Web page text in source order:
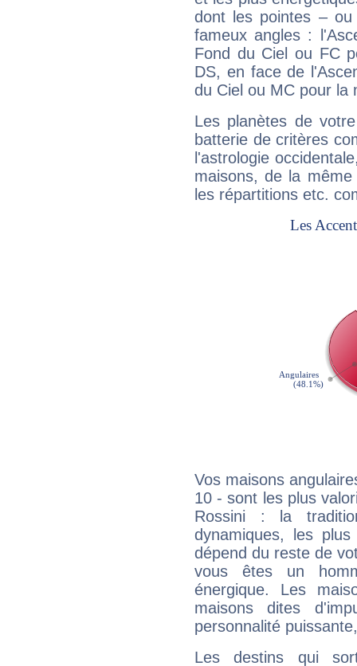
dont les pointes –
fameux angles :
Fond du Ciel ou FC
DS, en face de
du Ciel ou MC pour la
Les planètes de
batterie de critères
l'astrologie
maisons, de la
les répartitions etc.
Vos maisons
10 - sont les plus
Rossini : la
dynamiques, les
dépend du reste de
vous êtes un
énergique. Les
maisons dites
personnalité
Les destins qui